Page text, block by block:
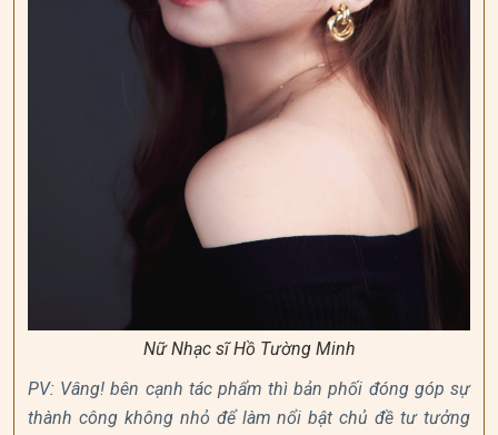
Nữ Nhạc sĩ Hồ Tường Minh
PV: Vâng! bên cạnh tác phẩm thì bản phối đóng góp sự
thành công không nhỏ để làm nổi bật chủ đề tư tưởng